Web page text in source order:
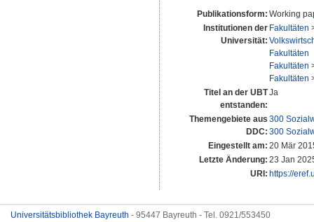
Publikationsform: Working
Institutionen der
Universität:
Fakultäten
Fakultäten
Fakultäten
Fakultäten
Titel an der UBT
entstanden:
Ja
Themengebiete aus
DDC:
300
300
Eingestellt am: 20 Mär
Letzte Änderung: 23 Jan
URI: https://
Universitätsbibliothek Bayreuth - 95447 Bayreuth - Tel. 0921/553450